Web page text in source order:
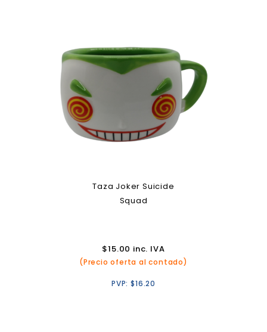
Taza Joker Suicide
Squad
$15.00 inc. IVA
(Precio oferta al contado)
PVP:$16.20